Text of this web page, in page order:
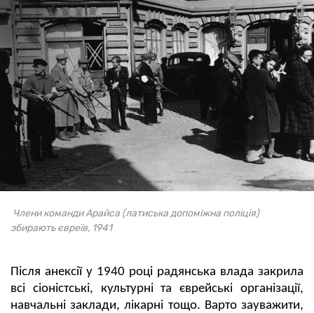
Члени команди Арайса (латиська допоміжна поліція)
збирають євреїв, 1941
Після анексії у 1940 році радянська влада закрила
всі сіоністські, культурні та єврейські організації,
навчальні заклади, лікарні тощо. Варто зауважити,